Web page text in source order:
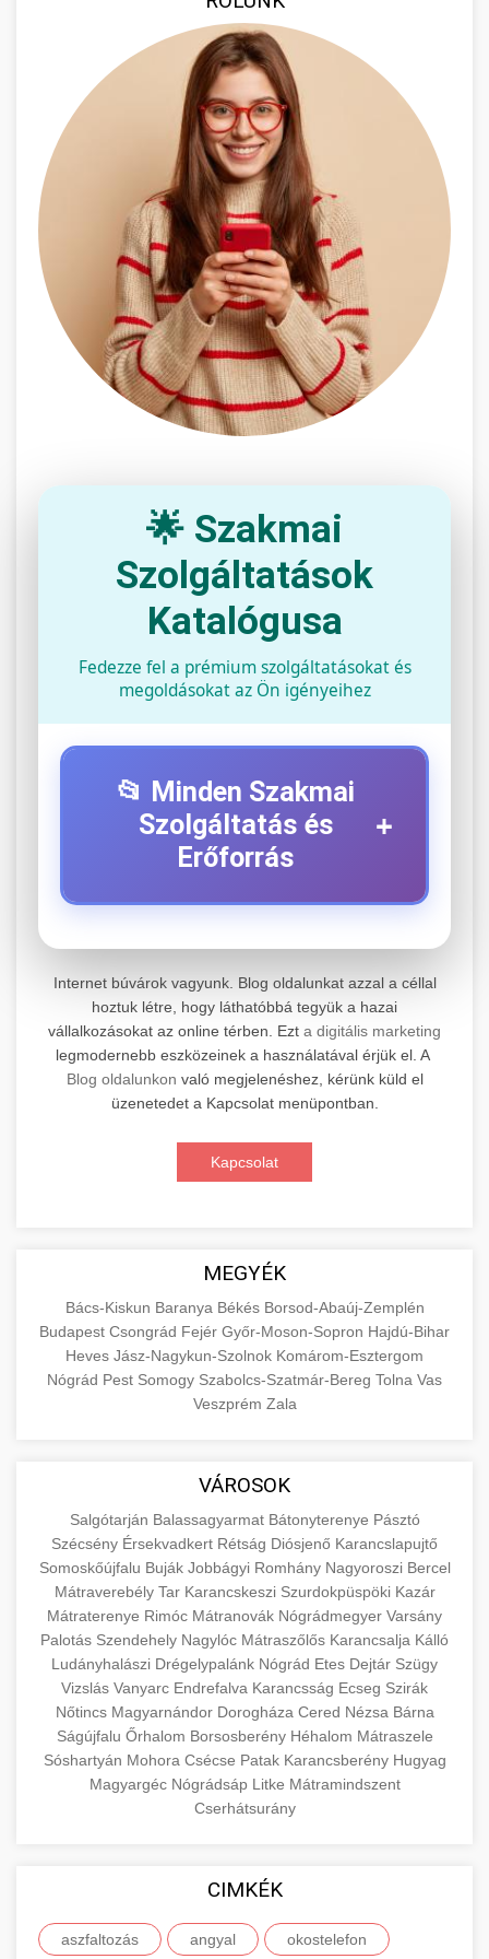
🌟 Szakmai
Szolgáltatások
Katalógusa
Fedezze fel a prémium szolgáltatásokat és
megoldásokat az Ön igényeihez
📂 Minden Szakmai
Szolgáltatás és
Erőforrás
+
+
Professzionális elektromos roller javítási és
karbantartási szolgáltatások. Szakértő
technikusaink minőségi szervízt nyújtanak
minden jelentős márkához és modellhez.
Szervizközpont Látogatása
📊 2. Online Marketing
Ügynökség
+
beleértve a SEO-t, közösségi média kezelést és
digitális hirdetéseket. Növekedés elérése
aimarketingugynokseg.hu
digitális ügynökségi szolgáltatások
🛴 3. Legjobb Elektromos Roller
legjobb modelleket, funkciókat és árakat
megalapozott vásárlási döntéshez.
Legjobb Modellek Megtekintése
🔗 4. Prémium Linképítés
Magas minőségű backlink beszerzési
szolgáltatások webhelye autoritásának és
keresőmotoros rangsorolásának növeléséhez.
Csak fehér kalapú technikák.
minőségi backlink szolgáltatás
📦 5. Termékek és
Szolgáltatások
+
közgazdaságtanban és az üzleti életben.
kategóriákat.
en.wikipedia.org gazdasági koncepciók
Információk az EU finanszírozási
lehetőségeiről, pályázatokról és pénzügyi
támogatási programokról. Maradjon tájékozott
a vállalkozások és projektek számára elérhető
forrásokról.
kozter.com - EU-s pénzek
EU pályázati programok
🚀 7. SEO Ügynökség +
Szakértő keresőmotor-optimalizálási
szolgáltatások webhelye láthatóságának és
organikus forgalmának javításához. Technikai
SEO, tartalom optimalizálás és még sok más.
onlinemarketing101.biz
keresési optimalizálási szakértők
💎 8. Mellplasztika +
Professzionális mellnagyobbítási szolgáltatások
tapasztalt sebészekkel. Tudjon meg többet az
eljárásokról, a gyógyulásról és a konzultációs
lehetőségekről az esztétikai fejlesztéshez.
✨ 9. Hasplasztika +
Szakértő hasplasztikai eljárások laposabb,
feszesebb has eléréséhez. Konzultáció
szeptest.com has kontúrozó műtét
👁️ 10. Szemhéjplasztika
megjelenése frissítéséhez. Felső és alsó
szemhéjműtét tapasztalt kozmetikai
sebészekkel.
150%-os Növelése
+
Internet búvárok vagyunk. Blog oldalunkat azzal a céllal
hoztuk létre, hogy láthatóbbá tegyük a hazai
vállalkozásokat az online térben. Ezt a digitális marketing
legmodernebb eszközeinek a használatával érjük el. A
Blog oldalunkon való megjelenéshez, kérünk küld el
üzenetedet a Kapcsolat menüpontban.
Kapcsolat
MEGYÉK
Bács-Kiskun Baranya Békés Borsod-Abaúj-Zemplén
Budapest Csongrád Fejér Győr-Moson-Sopron Hajdú-Bihar
Heves Jász-Nagykun-Szolnok Komárom-Esztergom
Nógrád Pest Somogy Szabolcs-Szatmár-Bereg Tolna Vas
Veszprém Zala
VÁROSOK
Salgótarján Balassagyarmat Bátonyterenye Pásztó
Szécsény Érsekvadkert Rétság Diósjenő Karancslapujtő
Somoskőújfalu Buják Jobbágyi Romhány Nagyoroszi Bercel
Mátraverebély Tar Karancskeszi Szurdokpüspöki Kazár
Mátraterenye Rimóc Mátranovák Nógrádmegyer Varsány
Palotás Szendehely Nagylóc Mátraszőlős Karancsalja Kálló
Ludányhalászi Drégelypalánk Nógrád Etes Dejtár Szügy
Vizslás Vanyarc Endrefalva Karancsság Ecseg Szirák
Nőtincs Magyarnándor Dorogháza Cered Nézsa Bárna
Ságújfalu Őrhalom Borsosberény Héhalom Mátraszele
Sóshartyán Mohora Csécse Patak Karancsberény Hugyag
Magyargéc Nógrádsáp Litke Mátramindszent
Cserhátsurány
CIMKÉK
aszfaltozás angyal okostelefon